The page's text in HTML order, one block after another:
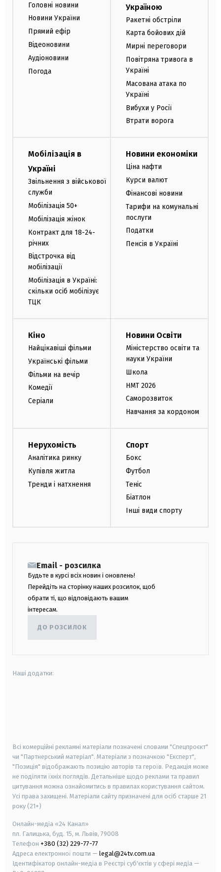
Головні новини
Новини України
Прямий ефір
Відеоновини
Аудіоновини
Погода
Україною
Ракетні обстріли
Карта бойових дій
Мирні переговори
Повітряна тривога в
Україні
Масована атака по
Україні
Вибухи у Росії
Втрати ворога
Мобілізація в
Україні
Звільнення з військової
служби
Мобілізація 50+
Мобілізація жінок
Контракт для 18-24-
річних
Відстрочка від
мобілізації
Мобілізація в Україні:
скільки осіб мобілізує
ТЦК
Новини економіки
Ціна нафти
Курси валют
Фінансові новини
Тарифи на комунальні
послуги
Податки
Пенсія в Україні
Кіно
Найцікавіші фільми
Українські фільми
Фільми на вечір
Комедії
Серіали
Новини Освіти
Міністерство освіти та
науки України
Школа
НМТ 2026
Саморозвиток
Навчання за кордоном
Нерухомість
Аналітика ринку
Купівля житла
Тренди і натхнення
Спорт
Бокс
Футбол
Теніс
Біатлон
Інші види спорту
Email - розсилка
Будьте в курсі всіх новин і оновлень!
Перейдіть на сторінку наших розсилок, щоб
обрати ті, що відповідають вашим
інтересам.
ДО РОЗСИЛОК
Наші додатки:
Всі комерційні рекламні матеріали позначені словами "Спецпроєкт"
чи "Партнерський матеріал". Матеріали з позначкою "Експерт",
"Позиція" відображають позицію авторів та героїв. Редакція може
не поділяти їхніх поглядів. Детальніше щодо реклами та правил
цитування можна ознайомитись в правилах користування сайтом.
Усі права захищені. Матеріали сайту призначені для осіб старше 21
року (21+)
Онлайн-медіа «24 Канал»
пл. Галицька, буд. 15, м. Львів, 79008
Телефон +380 (32) 229-77-77
Адреса електронної пошти — legal@24tv.com.ua
Ідентифікатор онлайн-медіа в Реєстрі суб'єктів у сфері медіа —